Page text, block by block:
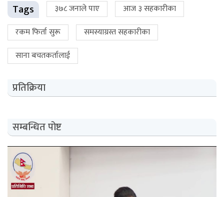
Tags ३७८ जनाले पाए
आज ३ सहकारीका
रकम फिर्ता सुरू
समस्याग्रस्त सहकारीका
साना बचतकर्तालाई
प्रतिक्रिया
सम्बन्धित पोष्ट